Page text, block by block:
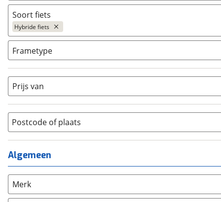
Ja, E-bike (1303
Ja, High-speed (18)
Soort fiets
Hybride fiets
BMX / Freestyle fiets (0)
Cruiserfiets
Jeugdfiets (0)
Kinderfiets (0)
Ligfiets (8)
Mountainbike
Overig (4)
Racefiets
Stadsfiets (91)
Frametype
Dames (1)
Dames monotube
Heren (3)
Jongens
Lage instap (0)
Meisjes
Prijs van
Postcode of plaats
Algemeen
Merk